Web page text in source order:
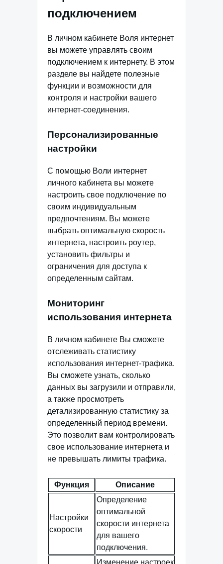
подключением
В личном кабинете Воля интернет
вы можете управлять своим
подключением к интернету. В этом
разделе вы найдете полезные
функции и возможности для
контроля и настройки вашего
интернет-соединения.
Персонализированные
настройки
С помощью Воли интернет
личного кабинета вы можете
настроить свое подключение по
своим индивидуальным
предпочтениям. Вы можете
выбрать оптимальную скорость
интернета, настроить роутер,
установить фильтры и
ограничения для доступа к
определенным сайтам.
Мониторинг
использования интернета
В личном кабинете Вы сможете
отслеживать статистику
использования интернет-трафика.
Вы сможете узнать, сколько
данных вы загрузили и отправили,
а также просмотреть
детализированную статистику за
определенный период времени.
Это позволит вам контролировать
свое использование интернета и
не превышать лимиты трафика.
Функция Описание
Настройки
скорости
Определение
оптимальной
скорости интернета
для вашего
подключения.
Изменение настроек